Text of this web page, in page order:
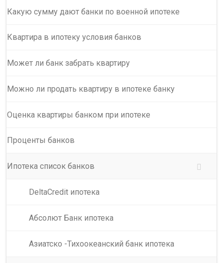
Какую сумму дают банки по военной ипотеке
Квартира в ипотеку условия банков
Может ли банк забрать квартиру
Можно ли продать квартиру в ипотеке банку
Оценка квартиры банком при ипотеке
Проценты банков
Ипотека список банков
DeltaCredit ипотека
Абсолют Банк ипотека
Азиатско -Тихоокеанский банк ипотека